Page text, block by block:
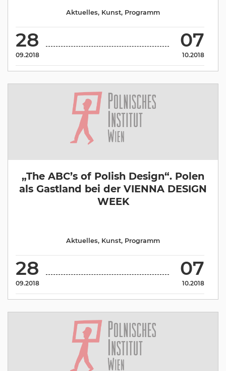
28
09.2018
07
10.2018
Aktuelles, Kunst, Programm
„The ABC’s of Polish Design“. Polen
als Gastland bei der VIENNA DESIGN
WEEK
28
09.2018
07
10.2018
Aktuelles, Kunst, Programm